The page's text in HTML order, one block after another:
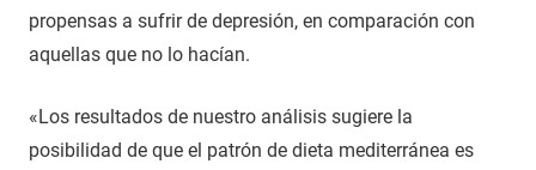
propensas a sufrir de depresión, en comparación con
aquellas que no lo hacían.
«Los resultados de nuestro análisis sugiere la
posibilidad de que el patrón de dieta mediterránea es